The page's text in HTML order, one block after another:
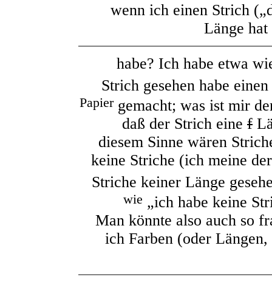
wenn ich einen Strich
Länge hat
habe? Ich habe etwa
Strich gesehen habe
Papiergemacht; was ist mir
daß der Strich eine f
diesem Sinne wären
keine Striche (ich meine
Striche keiner Länge
wie „ich habe keine
Man könnte also auch so
ich Farben (oder